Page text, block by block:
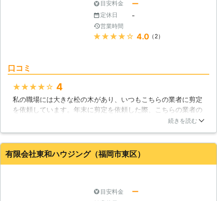
目安料金 ー
定休日 -
営業時間
★★★★★ 4.0（2）
口コミ
★★★★★ 4
私の職場には大きな松の木があり、いつもこちらの業者に剪定
を依頼しています。年末に剪定を依頼した際、こちらの業者の
サービスマンからお歳暮を頂きました。年末の忙しい時期に依
ようと考えています。
福岡県 福岡市東区 2016年11月25日
続きを読む
有限会社東和ハウジング（福岡市東区）
目安料金 ー